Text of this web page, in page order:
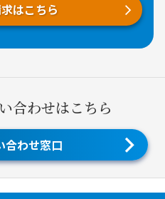
はこちら
合わせはこちら
合わせ窓口